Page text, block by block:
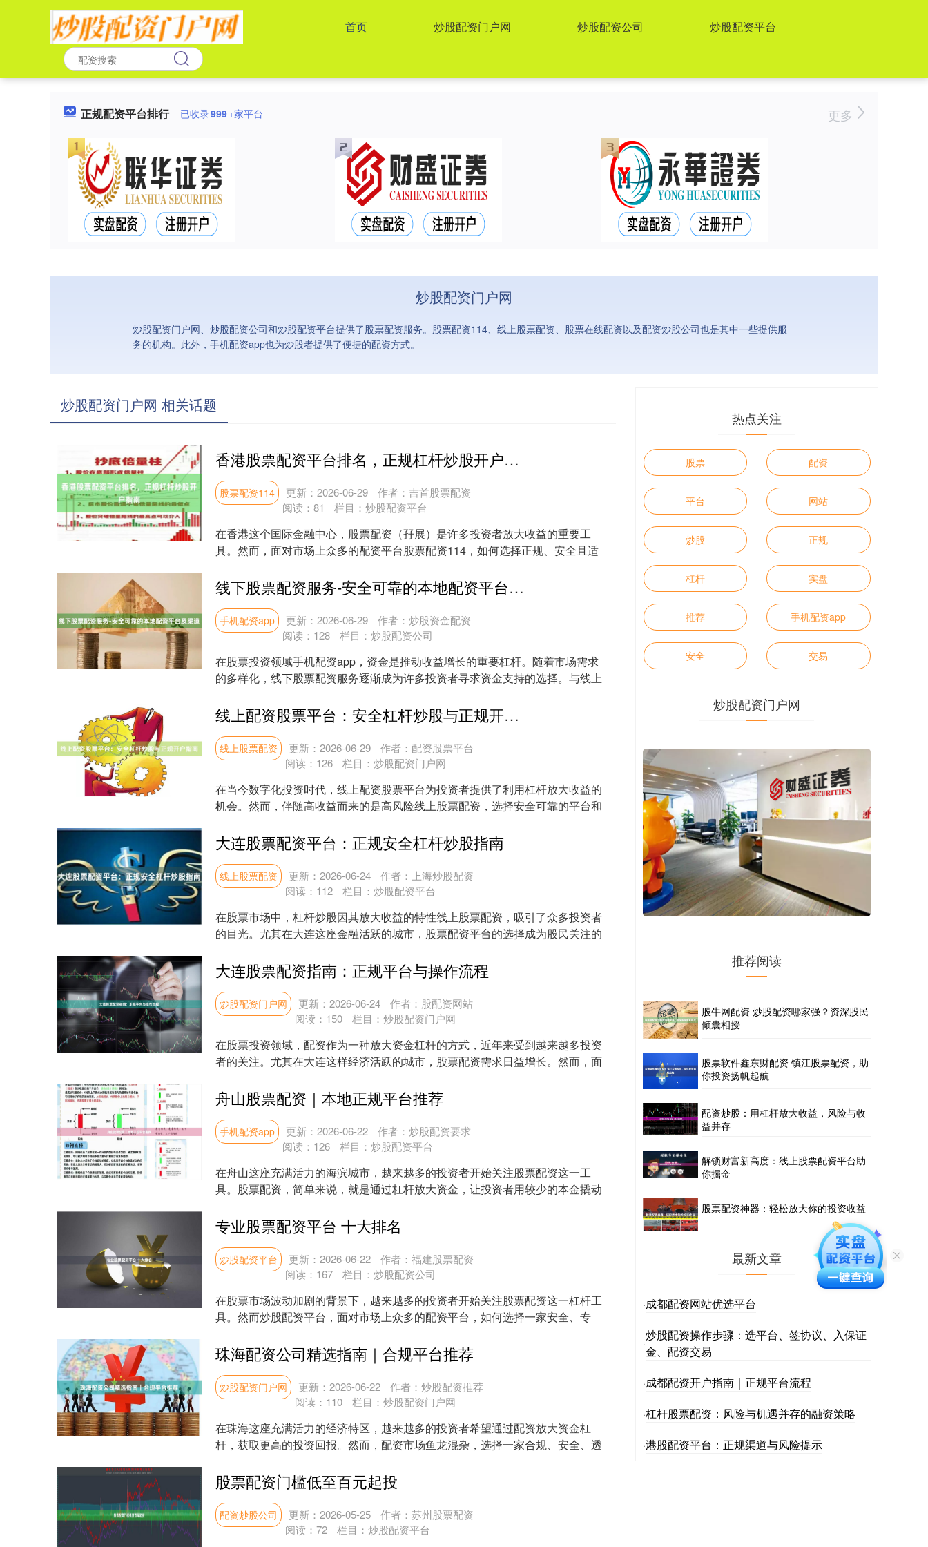
首页 炒股配资门户网 炒股配资公司 炒股配资平台
正规配资平台排行 已收录999+家平台 更多
炒股配资门户网
炒股配资门户网、炒股配资公司和炒股配资平台提供了股票配资服务。股票配资114、线上股票配资、股票在线配资以及配资炒股公司也是其中一些提供服
务的机构。此外，手机配资app也为炒股者提供了便捷的配资方式。
炒股配资门户网 相关话题
香港股票配资平台排名，正规杠杆炒股开户指南
股票配资114 更新：2026-06-29
作者：吉首股票配资
阅读： 81 栏目： 炒股配资平台
在香港这个国际金融中心，股票配资（孖展）是许多投资者放大收益的重要工
具。然而，面对市场上众多的配资平台股票配资114，如何选择正规、安全且适
线下股票配资服务-安全可靠的本地配资平台及渠道
手机配资app 更新：2026-06-29
作者：炒股资金配资
阅读： 128 栏目： 炒股配资公司
在股票投资领域手机配资app，资金是推动收益增长的重要杠杆。随着市场需求
的多样化，线下股票配资服务逐渐成为许多投资者寻求资金支持的选择。与线上
线上配资股票平台：安全杠杆炒股与正规开户指南
线上股票配资 更新：2026-06-29
作者：配资股票平台
阅读： 126 栏目： 炒股配资门户网
在当今数字化投资时代，线上配资股票平台为投资者提供了利用杠杆放大收益的
机会。然而，伴随高收益而来的是高风险线上股票配资，选择安全可靠的平台和
大连股票配资平台：正规安全杠杆炒股指南
线上股票配资 更新：2026-06-24
作者：上海炒股配资
阅读： 112 栏目： 炒股配资平台
在股票市场中，杠杆炒股因其放大收益的特性线上股票配资，吸引了众多投资者
的目光。尤其在大连这座金融活跃的城市，股票配资平台的选择成为股民关注的
大连股票配资指南：正规平台与操作流程
炒股配资门户网 更新：2026-06-24
作者：股配资网站
阅读： 150 栏目： 炒股配资门户网
在股票投资领域，配资作为一种放大资金杠杆的方式，近年来受到越来越多投资
者的关注。尤其在大连这样经济活跃的城市，股票配资需求日益增长。然而，面
舟山股票配资｜本地正规平台推荐
手机配资app 更新：2026-06-22
作者：炒股配资要求
阅读： 126 栏目： 炒股配资平台
在舟山这座充满活力的海滨城市，越来越多的投资者开始关注股票配资这一工
具。股票配资，简单来说，就是通过杠杆放大资金，让投资者用较少的本金撬动
专业股票配资平台 十大排名
炒股配资平台 更新：2026-06-22
作者：福建股票配资
阅读： 167 栏目： 炒股配资公司
在股票市场波动加剧的背景下，越来越多的投资者开始关注股票配资这一杠杆工
具。然而炒股配资平台，面对市场上众多的配资平台，如何选择一家安全、专
珠海配资公司精选指南｜合规平台推荐
炒股配资门户网 更新：2026-06-22
作者：炒股配资推荐
阅读： 110 栏目： 炒股配资门户网
在珠海这座充满活力的经济特区，越来越多的投资者希望通过配资放大资金杠
杆，获取更高的投资回报。然而，配资市场鱼龙混杂，选择一家合规、安全、透
股票配资门槛低至百元起投
配资炒股公司 更新：2026-05-25
作者：苏州股票配资
阅读： 72 栏目： 炒股配资平台
热点关注
股票 配资
平台 网站
炒股 正规
杠杆 实盘
推荐 手机配资app
安全 交易
炒股配资门户网
推荐阅读
股牛网配资 炒股配资哪家强？资深股民
倾囊相授
股票软件鑫东财配资 镇江股票配资，助
你投资扬帆起航
配资炒股：用杠杆放大收益，风险与收
益并存
解锁财富新高度：线上股票配资平台助
你掘金
股票配资神器：轻松放大你的投资收益
最新文章
·成都配资网站优选平台
·
炒股配资操作步骤：选平台、签协议、入保证
金、配资交易
·成都配资开户指南｜正规平台流程
·杠杆股票配资：风险与机遇并存的融资策略
·港股配资平台：正规渠道与风险提示